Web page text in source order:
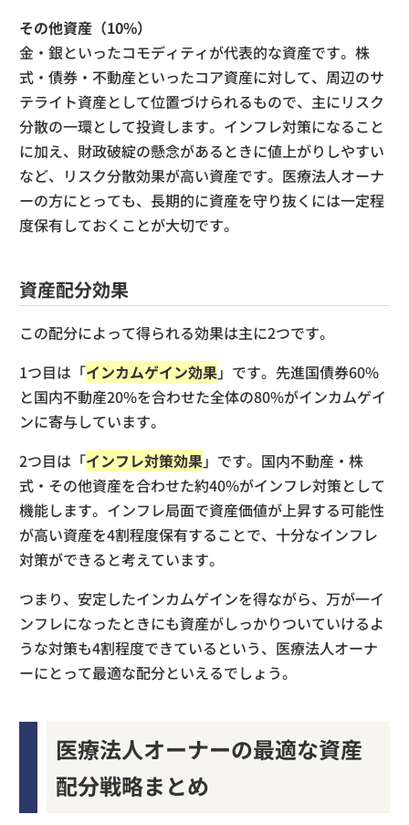
その他資産（10%）
金・銀といったコモディティが代表的な資産です。株
式・債券・不動産といったコア資産に対して、周辺のサ
テライト資産として位置づけられるもので、主にリスク
分散の一環として投資します。インフレ対策になること
に加え、財政破綻の懸念があるときに値上がりしやすい
など、リスク分散効果が高い資産です。医療法人オーナ
ーの方にとっても、長期的に資産を守り抜くには一定程
度保有しておくことが大切です。
資産配分効果
この配分によって得られる効果は主に2つです。
1つ目は「インカムゲイン効果」です。先進国債券60%
と国内不動産20%を合わせた全体の80%がインカムゲイ
ンに寄与しています。
2つ目は「インフレ対策効果」です。国内不動産・株
式・その他資産を合わせた約40%がインフレ対策として
機能します。インフレ局面で資産価値が上昇する可能性
が高い資産を4割程度保有することで、十分なインフレ
対策ができると考えています。
つまり、安定したインカムゲインを得ながら、万が一イ
ンフレになったときにも資産がしっかりついていけるよ
うな対策も4割程度できているという、医療法人オーナ
ーにとって最適な配分といえるでしょう。
医療法人オーナーの最適な資産
配分戦略まとめ